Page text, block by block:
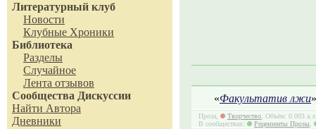
Литературный клуб
Новости
Клубные Хроники
Библиотека
Разделы
Случайное
Лента отзывов
Сообщества Дискуссии
Найти Автора
Дневники
«Факультатив лжи»
Проза, Творчество, Объём: 0.003
В сообществах:
Рецензенты Прозы,